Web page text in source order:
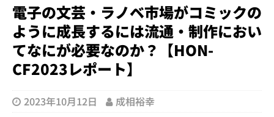
電子の文芸・ラノベ市場がコミックの
ように成長するには流通・制作におい
てなにが必要なのか？【HON-
CF2023レポート】
2023年10月12日 成相裕幸